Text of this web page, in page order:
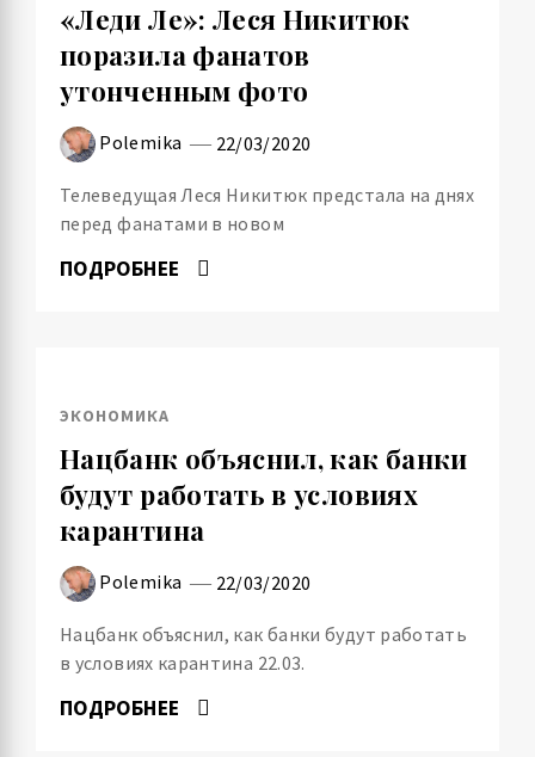
«Леди Ле»: Леся Никитюк
поразила фанатов
утонченным фото
Polemika 22/03/2020
Телеведущая Леся Никитюк предстала на днях
перед фанатами в новом
ПОДРОБНЕЕ
ЭКОНОМИКА
Нацбанк объяснил, как банки
будут работать в условиях
карантина
Polemika 22/03/2020
Нацбанк объяснил, как банки будут работать
в условиях карантина 22.03.
ПОДРОБНЕЕ